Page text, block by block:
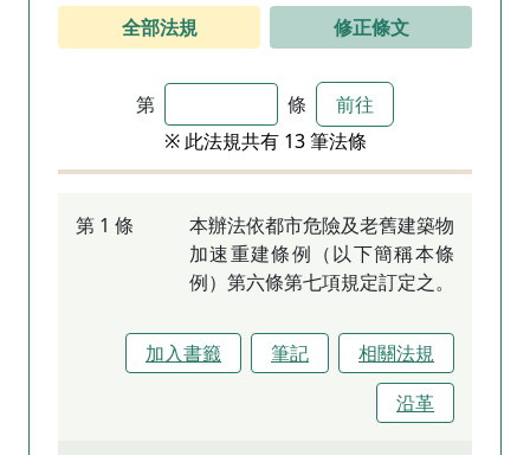
全部法規 修正條文
第 條
前往
※ 此法規共有 13 筆法條
第 1 條
本辦法依都市危險及老舊建築物
加速重建條例（以下簡稱本條
例）第六條第七項規定訂定之。
加入書籤 筆記
相關法規
沿革